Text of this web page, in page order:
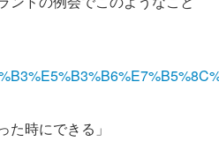
た時にできる」